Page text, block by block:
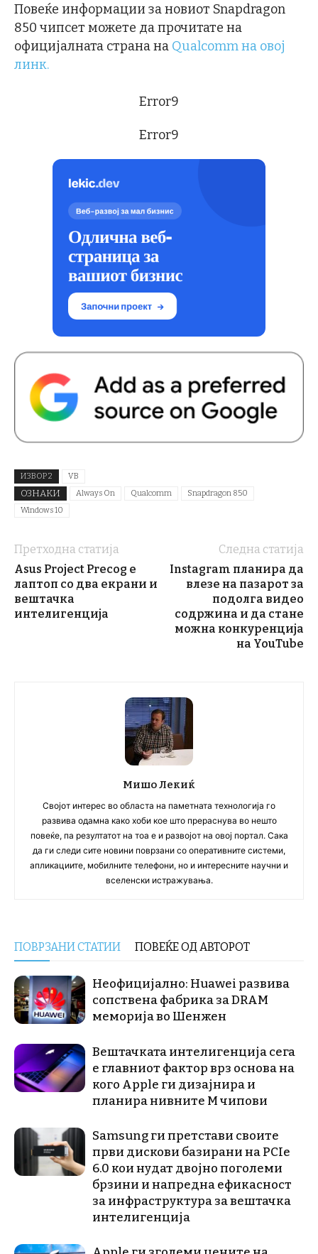
Повеќе информации за новиот Snapdragon
850 чипсет можете да прочитате на
официјалната страна на Qualcomm на овој
линк.
Error9
Error9
ИЗВОР 2 VB
ОЗНАКИ Always On Qualcomm
Snapdragon 850
Windows 10
Претходна статија
Asus Project Precog е
лаптоп со два екрани и
вештачка
интелигенција
Следна статија
Instagram планира да
влезе на пазарот за
подолга видео
содржина и да стане
можна конкуренција
на YouTube
Мишо Лекиќ
Својот интерес во областа на паметната технологија го
развива одамна како хоби кое што прераснува во нешто
повеќе, па резултатот на тоа е и развојот на овој портал. Сака
да ги следи сите новини поврзани со оперативните системи,
апликациите, мобилните телефони, но и интересните научни и
вселенски истражувања.
ПОВРЗАНИ СТАТИИ ПОВЕЌЕ ОД АВТОРОТ
Неофицијално: Huawei развива
сопствена фабрика за DRAM
меморија во Шенжен
Вештачката интелигенција сега
е главниот фактор врз основа на
кого Apple ги дизајнира и
планира нивните М чипови
Samsung ги претстави своите
први дискови базирани на PCIe
6.0 кои нудат двојно поголеми
брзини и напредна ефикасност
за инфраструктура за вештачка
интелигенција